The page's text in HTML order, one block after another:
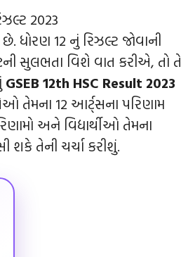
2023
ધોરણ 12 નું રિઝલ્ટ જોવાની
સુલભતા વિશે વાત કરીએ, તો તે
GSEB 12th HSC Result 2023
તેમના 12 આર્ટ્સના પરિણામ
અને વિદ્યાર્થીઓ તેમના
શકે તેની ચર્ચા કરીશું.